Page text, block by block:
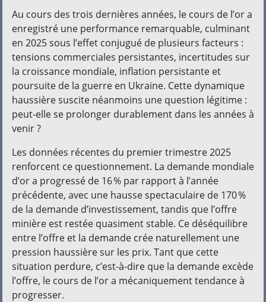
Au cours des trois dernières années, le cours de l’or a
enregistré une performance remarquable, culminant
en 2025 sous l’effet conjugué de plusieurs facteurs :
tensions commerciales persistantes, incertitudes sur
la croissance mondiale, inflation persistante et
poursuite de la guerre en Ukraine. Cette dynamique
haussière suscite néanmoins une question légitime :
peut-elle se prolonger durablement dans les années à
venir ?
Les données récentes du premier trimestre 2025
renforcent ce questionnement. La demande mondiale
d’or a progressé de 16 % par rapport à l’année
précédente, avec une hausse spectaculaire de 170 %
de la demande d’investissement, tandis que l’offre
minière est restée quasiment stable. Ce déséquilibre
entre l’offre et la demande crée naturellement une
pression haussière sur les prix. Tant que cette
situation perdure, c’est-à-dire que la demande excède
l’offre, le cours de l’or a mécaniquement tendance à
progresser.